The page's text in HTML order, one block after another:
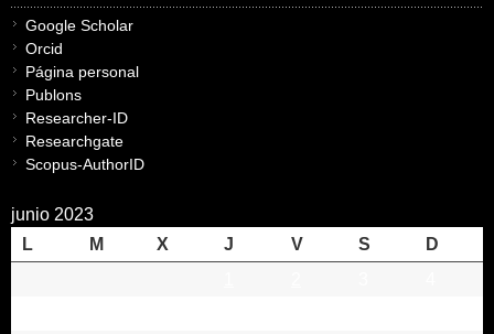
Google Scholar
Orcid
Página personal
Publons
Researcher-ID
Researchgate
Scopus-AuthorID
junio 2023
L
M X J V S
D